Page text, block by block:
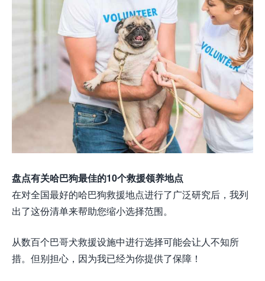
盘点有关哈巴狗最佳的10个救援领养地点
在对全国最好的哈巴狗救援地点进行了广泛研究后，我列
出了这份清单来帮助您缩小选择范围。
从数百个巴哥犬救援设施中进行选择可能会让人不知所
措。但别担心，因为我已经为你提供了保障！